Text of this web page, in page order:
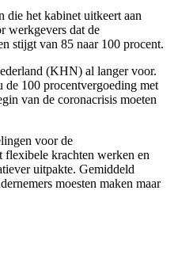
die het kabinet uitkeert aan
werkgevers dat de
stijgt van 85 naar 100 procent.
(KHN) al langer voor.
de 100 procentvergoeding met
van de coronacrisis moeten
voor de
flexibele krachten werken en
uitpakte. Gemiddeld
moesten maken maar